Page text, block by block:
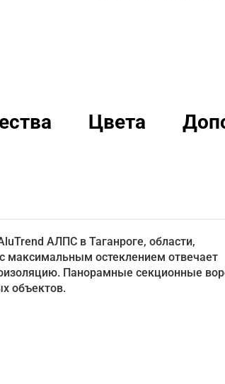
Цвета
АЛПС в Таганроге, области,
максимальным остеклением отвечает
Панорамные секционные
объектов.